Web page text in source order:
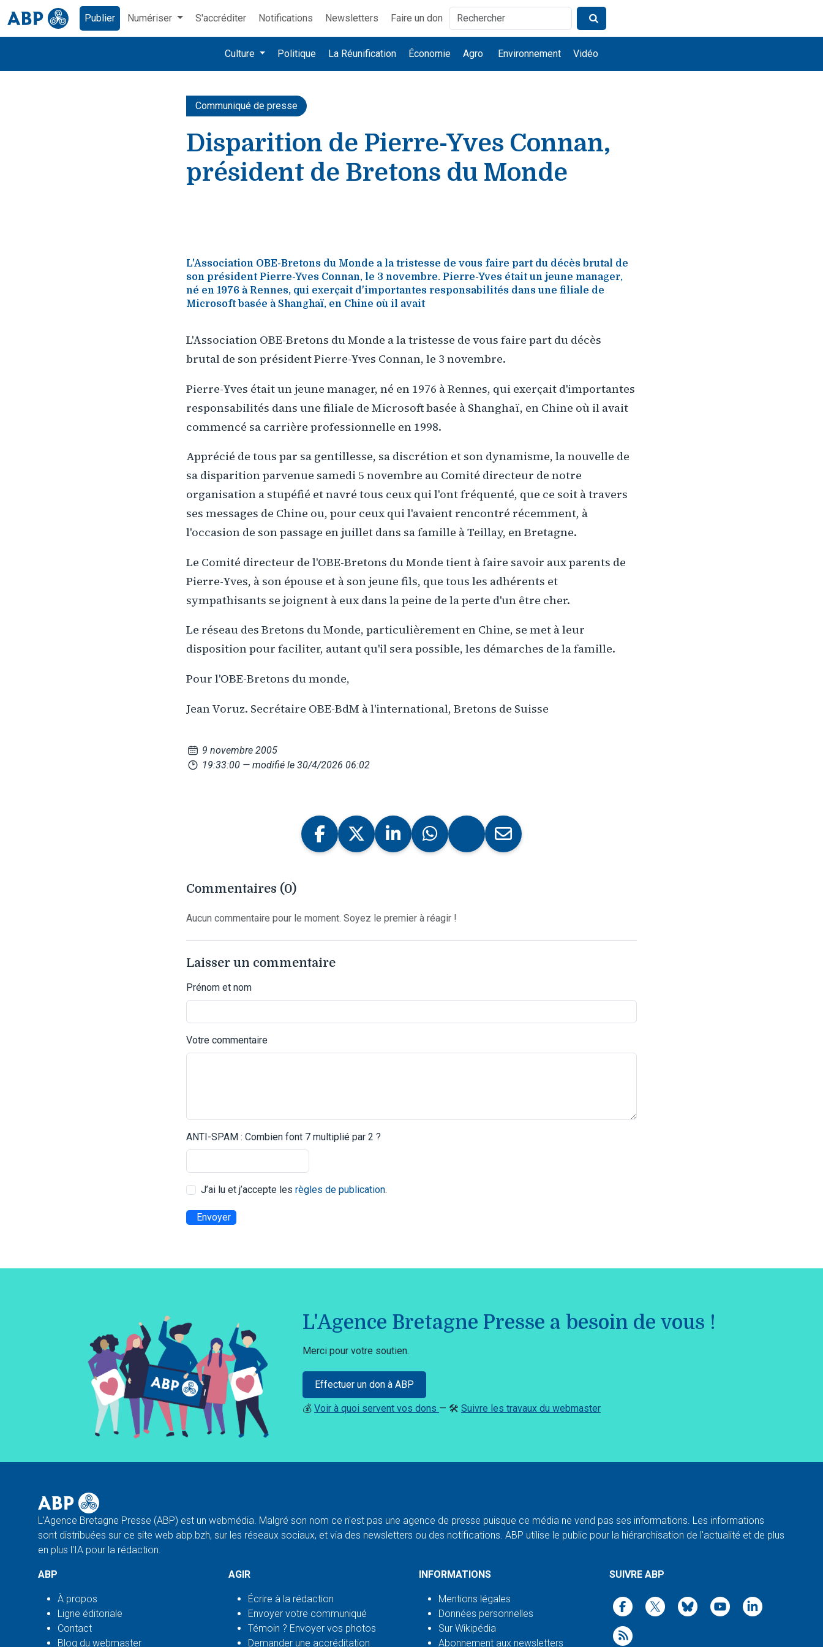
Publier Numériser S'accréditer Notifications Newsletters Faire un don
Culture Politique La Réunification Économie Agro Environnement Vidéo
Communiqué de presse
Disparition de Pierre-Yves Connan,
président de Bretons du Monde
L'Association OBE-Bretons du Monde a la tristesse de vous faire part du décès brutal de
son président Pierre-Yves Connan, le 3 novembre. Pierre-Yves était un jeune manager,
né en 1976 à Rennes, qui exerçait d'importantes responsabilités dans une filiale de
Microsoft basée à Shanghaï, en Chine où il avait
L'Association OBE-Bretons du Monde a la tristesse de vous faire part du décès
brutal de son président Pierre-Yves Connan, le 3 novembre.
Pierre-Yves était un jeune manager, né en 1976 à Rennes, qui exerçait d'importantes
responsabilités dans une filiale de Microsoft basée à Shanghaï, en Chine où il avait
commencé sa carrière professionnelle en 1998.
Apprécié de tous par sa gentillesse, sa discrétion et son dynamisme, la nouvelle de
sa disparition parvenue samedi 5 novembre au Comité directeur de notre
organisation a stupéfié et navré tous ceux qui l'ont fréquenté, que ce soit à travers
ses messages de Chine ou, pour ceux qui l'avaient rencontré récemment, à
l'occasion de son passage en juillet dans sa famille à Teillay, en Bretagne.
Le Comité directeur de l'OBE-Bretons du Monde tient à faire savoir aux parents de
Pierre-Yves, à son épouse et à son jeune fils, que tous les adhérents et
sympathisants se joignent à eux dans la peine de la perte d'un être cher.
Le réseau des Bretons du Monde, particulièrement en Chine, se met à leur
disposition pour faciliter, autant qu'il sera possible, les démarches de la famille.
Pour l'OBE-Bretons du monde,
Jean Voruz. Secrétaire OBE-BdM à l'international, Bretons de Suisse
9 novembre 2005
19:33:00 — modifié le 30/4/2026 06:02
Commentaires (0)
Aucun commentaire pour le moment. Soyez le premier à réagir !
Laisser un commentaire
Prénom et nom
Votre commentaire
ANTI-SPAM : Combien font 7 multiplié par 2 ?
J’ai lu et j’accepte les règles de publication.
Envoyer
L'Agence Bretagne Presse a besoin de vous !
Merci pour votre soutien.
Effectuer un don à ABP
💰 Voir à quoi servent vos dons — 🛠️ Suivre les travaux du webmaster
L'Agence Bretagne Presse (ABP) est un webmédia. Malgré son nom ce n'est pas une agence de presse puisque ce média ne vend pas ses informations. Les informations
sont distribuées sur ce site web abp.bzh, sur les réseaux sociaux, et via des newsletters ou des notifications. ABP utilise le public pour la hiérarchisation de l'actualité et de plus
en plus l'IA pour la rédaction.
ABP
À propos
Ligne éditoriale
Contact
Blog du webmaster
AGIR
Écrire à la rédaction
Envoyer votre communiqué
Témoin ? Envoyer vos photos
Demander une accréditation
INFORMATIONS
Mentions légales
Données personnelles
Sur Wikipédia
Abonnement aux newsletters
SUIVRE ABP